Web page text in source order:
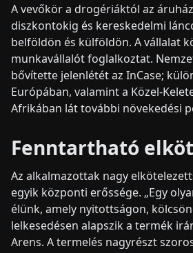
A vevőkör a drogériáktól az
diszkontokig és kereskedelmi
belföldön és külföldön. A vállalat
munkavállalót foglalkoztat.
bővítette jelenlétét az InCase;
Európában, valamint a Közel-
Afrikában lát további növekedési
Fenntartható
Az alkalmazottak nagy
egyik központi erőssége. „Egy
élünk, amely nyitottságon,
lelkesedésen alapszik a termék
Arens. A termelés nagyrészt